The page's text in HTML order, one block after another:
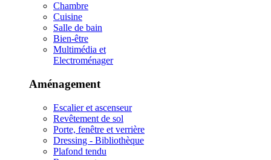
Chambre
Cuisine
Salle de bain
Bien-être
Multimédia et
Electroménager
Aménagement
Escalier et ascenseur
Revêtement de sol
Porte, fenêtre et verrière
Dressing - Bibliothèque
Plafond tendu